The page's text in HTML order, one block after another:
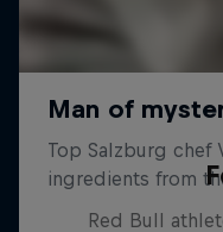
Red Bull